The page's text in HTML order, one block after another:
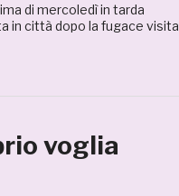
di mercoledì in tarda
in città dopo la fugace visita
voglia